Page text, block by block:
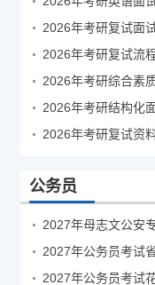
2026年考研复试面
2026年考研复试流
2026年考研综合素
2026年考研复试资
公务员
2027年母志文公安
2027年公务员考试
2027年公务员考试